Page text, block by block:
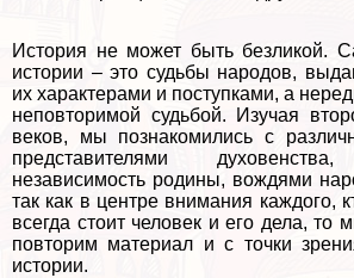
История не может быть безликой.
истории – это судьбы народов,
их хаpaктерами и поступками, а
неповторимой судьбой. Изучая
веков, мы познакомились с
представителями
независимость родины, вождями
так как в центре внимания каждого,
всегда стоит человек и его дела, то
повторим материал и с точки
истории.